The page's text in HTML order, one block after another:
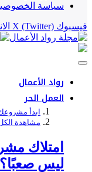
سياسة
فيسبوك X (Twitter)
رواد الأعمال
العمل الحر
ابدأ
مشاهدة الكل
امتلاك
ليس صعبًا؟